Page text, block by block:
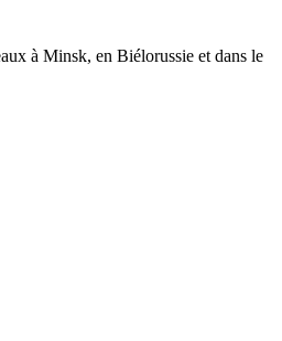
à Minsk, en Biélorussie et dans le